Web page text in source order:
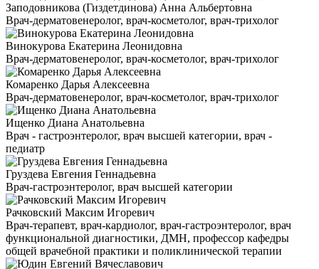
Заподовникова (Гиздетдинова) Анна Альбертовна
Врач-дерматовенеролог, врач-косметолог, врач-трихолог
Винокурова Екатерина Леонидовна
Врач-дерматовенеролог, врач-косметолог, врач-трихолог
Комаренко Дарья Алексеевна
Врач-дерматовенеролог, врач-косметолог, врач-трихолог
Ищенко Диана Анатольевна
Врач - гастроэнтеролог, врач высшей категории, врач -
педиатр
Груздева Евгения Геннадьевна
Врач-гастроэнтеролог, врач высшей категории
Рачковский Максим Игоревич
Врач-терапевт, врач-кардиолог, врач-гастроэнтеролог, врач
функциональной диагностики, ДМН, профессор кафедры
общей врачебной практики и поликлинической терапии